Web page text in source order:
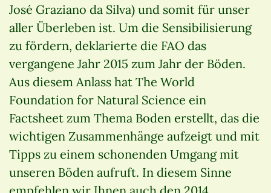
José Graziano da Silva) und somit für unser
aller Überleben ist. Um die Sensibilisierung
zu fördern, deklarierte die FAO das
vergangene Jahr 2015 zum Jahr der Böden.
Aus diesem Anlass hat The World
Foundation for Natural Science ein
Factsheet zum Thema Boden erstellt, das die
wichtigen Zusammenhänge aufzeigt und mit
Tipps zu einem schonenden Umgang mit
unseren Böden aufruft. In diesem Sinne